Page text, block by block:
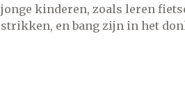
jonge kinderen, zoals leren
strikken, en bang zijn in het